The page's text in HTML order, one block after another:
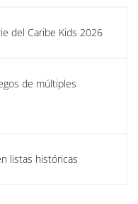
del Caribe Kids 2026
de múltiples
listas históricas